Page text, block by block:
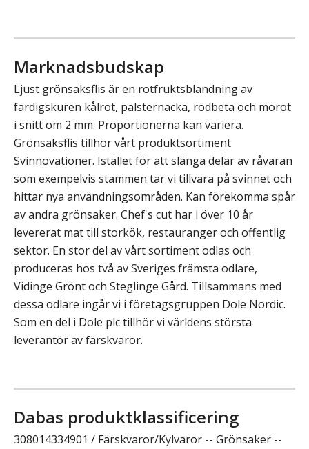
Marknadsbudskap
Ljust grönsaksflis är en rotfruktsblandning av
färdigskuren kålrot, palsternacka, rödbeta och morot
i snitt om 2 mm. Proportionerna kan variera.
Grönsaksflis tillhör vårt produktsortiment
Svinnovationer. Istället för att slänga delar av råvaran
som exempelvis stammen tar vi tillvara på svinnet och
hittar nya användningsområden. Kan förekomma spår
av andra grönsaker. Chef's cut har i över 10 år
levererat mat till storkök, restauranger och offentlig
sektor. En stor del av vårt sortiment odlas och
produceras hos två av Sveriges främsta odlare,
Vidinge Grönt och Steglinge Gård. Tillsammans med
dessa odlare ingår vi i företagsgruppen Dole Nordic.
Som en del i Dole plc tillhör vi världens största
leverantör av färskvaror.
Dabas produktklassificering
308014334901 / Färskvaror/Kylvaror -- Grönsaker --